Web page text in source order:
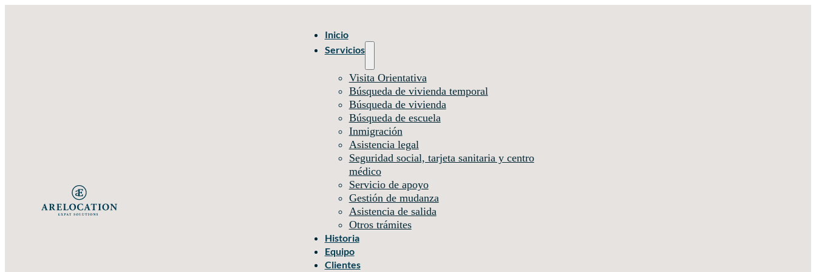
Inicio
Servicios
Visita Orientativa
Búsqueda de vivienda temporal
Búsqueda de vivienda
Búsqueda de escuela
Inmigración
Asistencia legal
Seguridad social, tarjeta sanitaria y centro
médico
Servicio de apoyo
Gestión de mudanza
Asistencia de salida
Otros trámites
Historia
Equipo
Clientes